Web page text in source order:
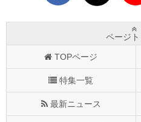
ページ
TOPページ
特集一覧
最新ニュース